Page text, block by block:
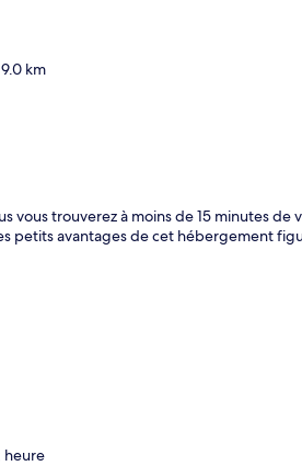
km
vous trouverez à moins de 15 minutes
petits avantages de cet hébergement
heure